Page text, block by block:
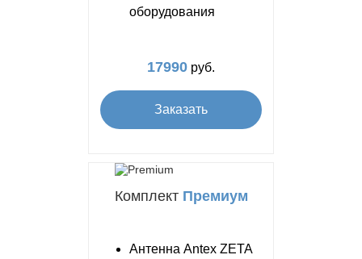
оборудования
17990 руб.
Заказать
Комплект Премиум
Антенна Antex ZETA